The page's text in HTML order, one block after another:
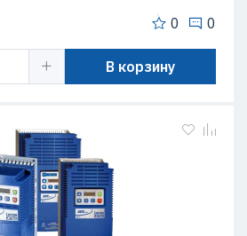
0 0
В корзину